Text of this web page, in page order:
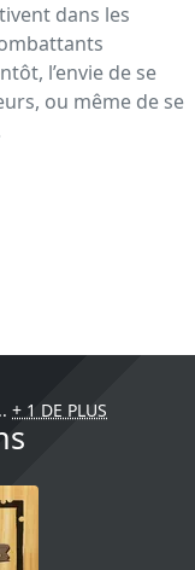
dans les
l’envie de se
ou même de se
+ 1 DE PLUS